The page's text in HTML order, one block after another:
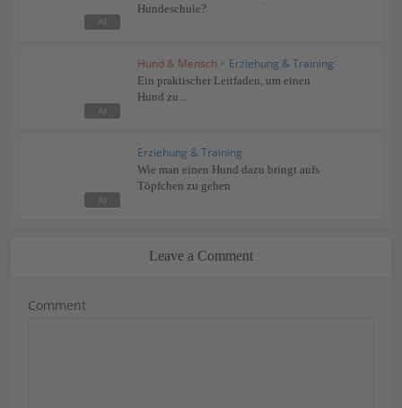
Hundeschule?
Hund & Mensch • Erziehung & Training
Ein praktischer Leitfaden, um einen
Hund zu...
Erziehung & Training
Wie man einen Hund dazu bringt aufs
Töpfchen zu gehen
Leave a Comment
Comment